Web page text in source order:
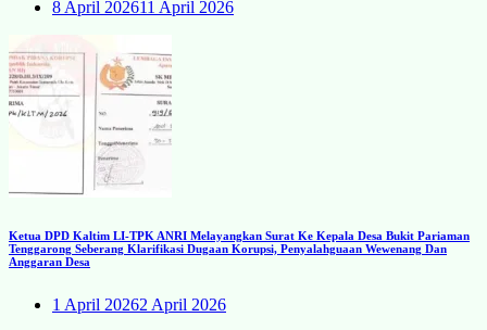
8 April 202611 April 2026
Ketua DPD Kaltim LI-TPK ANRI Melayangkan Surat Ke Kepala Desa Bukit Pariaman
Tenggarong Seberang Klarifikasi Dugaan Korupsi, Penyalahguaan Wewenang Dan
Anggaran Desa
1 April 20262 April 2026